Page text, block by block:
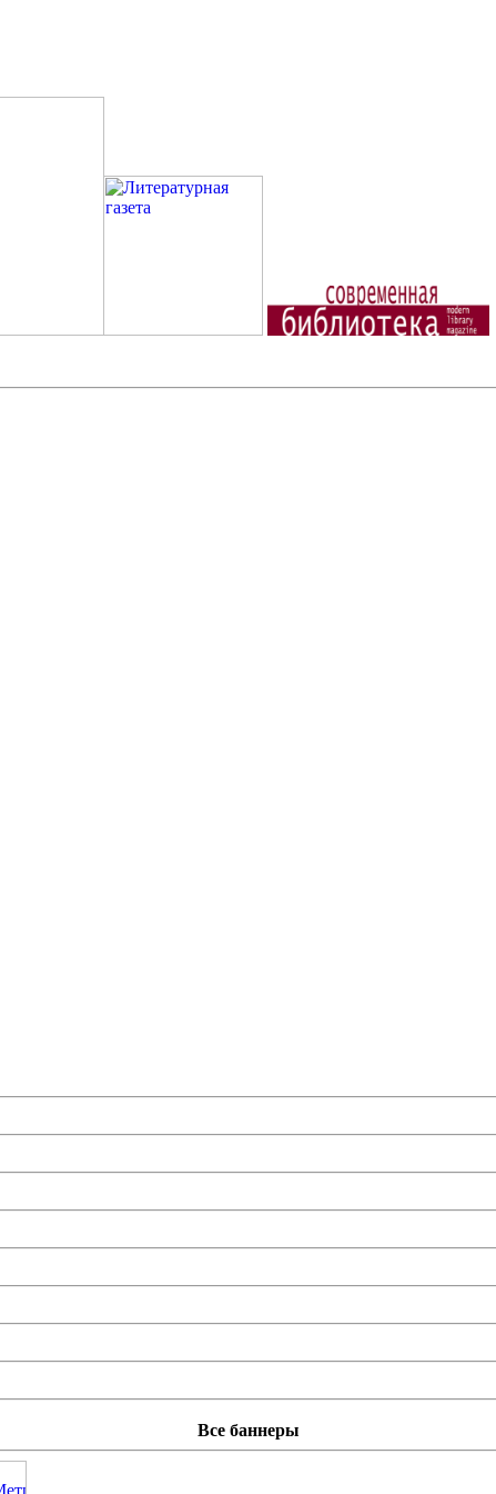
Все баннеры